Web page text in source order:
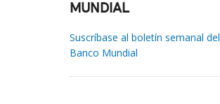
MUNDIAL
Suscríbase al boletín semanal del
Banco Mundial